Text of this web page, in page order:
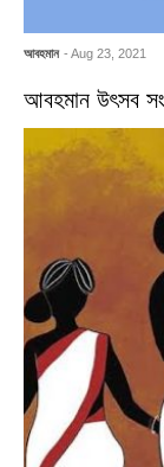
আবহমান - Aug 23, 2021
আবহমান উৎসব